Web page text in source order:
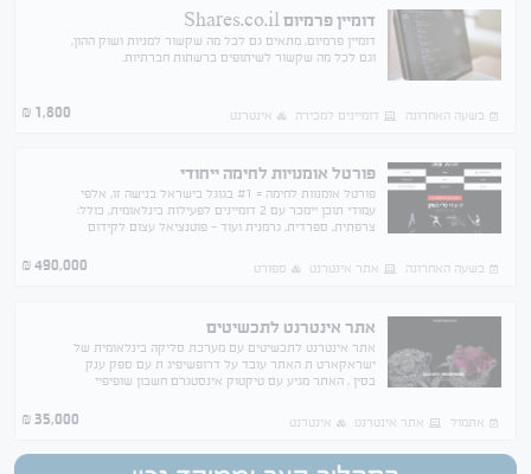
דומיין פרמיום Shares.co.il
דומיין פרמיום, מתאים גם לכל מה שקשור למניות ושוק ההון,
וגם לכל מה שקשור לשיתופים ברשתות חברתיות.
בשעה האחרונה דומיינים למכירה אינטרנט 1,800
₪
פורטל אומנויות לחימה ייחודי
פורטל אומנוות לחימה = #1 בגוגל בישראל בנישה זו, אלפי
עמודי תוכן יימכר עם 2 דומיינים לפעילות בינלאומית, כולל:
צרפתית, ספרדית, גרמנית ועוד - פוטנציאל עצום לקידום
בשעה האחרונה
אתר אינטרנט ספורט 490,000
₪
אתר אינטרנט לתכשיטים
אתר אינטרנט לתכשיטים עם מערכת סליקה בינלאומית של
ישראקארט ת האתר עובד על דרופשיפיג ת עם ספק ענק
בסין , האתר מגיע עם טיקטוק אינסטגרם חשבון שופיפיי
אתמול
אתר אינטרנט אינטרנט 35,000
₪